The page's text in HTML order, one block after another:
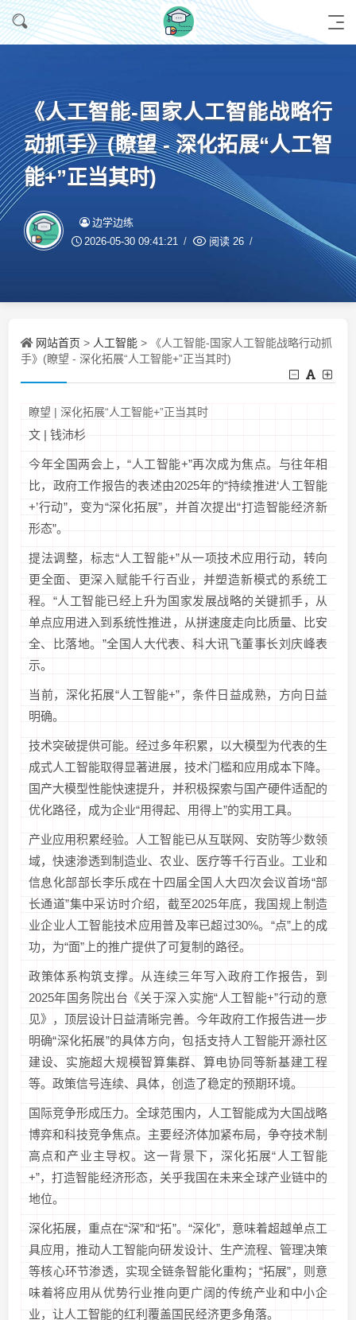
《人工智能-国家人工智能战略行
动抓手》(瞭望 - 深化拓展“人工智
能+”正当其时)
边学边练
2026-05-30 09:41:21 阅读 26
网站首页 > 人工智能 > 《人工智能-国家人工智能战略行动抓
手》(瞭望 - 深化拓展“人工智能+”正当其时)
瞭望 | 深化拓展“人工智能+”正当其时
文 | 钱沛杉
今年全国两会上，“人工智能+”再次成为焦点。与往年相
比，政府工作报告的表述由2025年的“持续推进‘人工智能
+’行动”，变为“深化拓展”，并首次提出“打造智能经济新
形态”。
提法调整，标志“人工智能+”从一项技术应用行动，转向
更全面、更深入赋能千行百业，并塑造新模式的系统工
程。“人工智能已经上升为国家发展战略的关键抓手，从
单点应用进入到系统性推进，从拼速度走向比质量、比安
全、比落地。”全国人大代表、科大讯飞董事长刘庆峰表
示。
当前，深化拓展“人工智能+”，条件日益成熟，方向日益
明确。
技术突破提供可能。经过多年积累，以大模型为代表的生
成式人工智能取得显著进展，技术门槛和应用成本下降。
国产大模型性能快速提升，并积极探索与国产硬件适配的
优化路径，成为企业“用得起、用得上”的实用工具。
产业应用积累经验。人工智能已从互联网、安防等少数领
域，快速渗透到制造业、农业、医疗等千行百业。工业和
信息化部部长李乐成在十四届全国人大四次会议首场“部
长通道”集中采访时介绍，截至2025年底，我国规上制造
业企业人工智能技术应用普及率已超过30%。“点”上的成
功，为“面”上的推广提供了可复制的路径。
政策体系构筑支撑。从连续三年写入政府工作报告，到
2025年国务院出台《关于深入实施“人工智能+”行动的意
见》，顶层设计日益清晰完善。今年政府工作报告进一步
明确“深化拓展”的具体方向，包括支持人工智能开源社区
建设、实施超大规模智算集群、算电协同等新基建工程
等。政策信号连续、具体，创造了稳定的预期环境。
国际竞争形成压力。全球范围内，人工智能成为大国战略
博弈和科技竞争焦点。主要经济体加紧布局，争夺技术制
高点和产业主导权。这一背景下，深化拓展“人工智能
+”，打造智能经济形态，关乎我国在未来全球产业链中的
地位。
深化拓展，重点在“深”和“拓”。“深化”，意味着超越单点工
具应用，推动人工智能向研发设计、生产流程、管理决策
等核心环节渗透，实现全链条智能化重构；“拓展”，则意
味着将应用从优势行业推向更广阔的传统产业和中小企
业，让人工智能的红利覆盖国民经济更多角落。